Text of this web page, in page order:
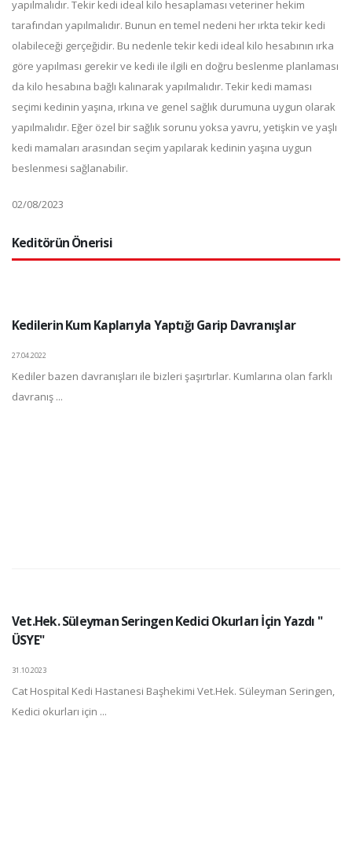
yapılmalıdır. Tekir kedi ideal kilo hesaplaması veteriner hekim
tarafından yapılmalıdır. Bunun en temel nedeni her ırkta tekir kedi
olabileceği gerçeğidir. Bu nedenle tekir kedi ideal kilo hesabının ırka
göre yapılması gerekir ve kedi ile ilgili en doğru beslenme planlaması
da kilo hesabına bağlı kalınarak yapılmalıdır. Tekir kedi maması
seçimi kedinin yaşına, ırkına ve genel sağlık durumuna uygun olarak
yapılmalıdır. Eğer özel bir sağlık sorunu yoksa yavru, yetişkin ve yaşlı
kedi mamaları arasından seçim yapılarak kedinin yaşına uygun
beslenmesi sağlanabilir.
02/08/2023
Keditörün Önerisi
Kedilerin Kum Kaplarıyla Yaptığı Garip Davranışlar
27.04.2022
Kediler bazen davranışları ile bizleri şaşırtırlar. Kumlarına olan farklı
davranış ...
Vet.Hek. Süleyman Seringen Kedici Okurları İçin Yazdı "
ÜSYE"
31.10.2023
Cat Hospital Kedi Hastanesi Başhekimi Vet.Hek. Süleyman Seringen,
Kedici okurları için ...